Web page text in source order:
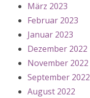
März 2023
Februar 2023
Januar 2023
Dezember 2022
November 2022
September 2022
August 2022